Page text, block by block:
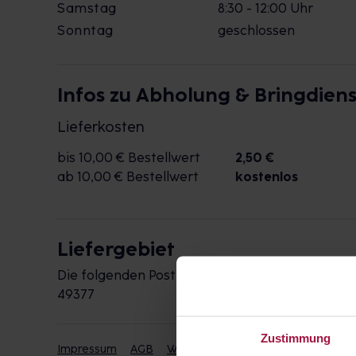
Zustimmung
Samstag
8:30 - 12:00 Uhr
Sonntag
geschlossen
Infos zu Abholung &
Lieferkosten
bis 10,00 € Bestellwert
2,50 €
ab 10,00 € Bestellwert
kostenlos
Liefergebiet
Die folgenden Postleitzahlen werden durch die
49377
Impressum AGB Widerrufsbelehrung Datenschutz